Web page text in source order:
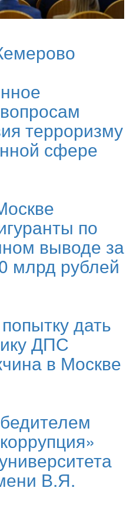
терроризму
сфере
по
выводе за
млрд рублей
дать
ДПС
в Москве
В.Я.